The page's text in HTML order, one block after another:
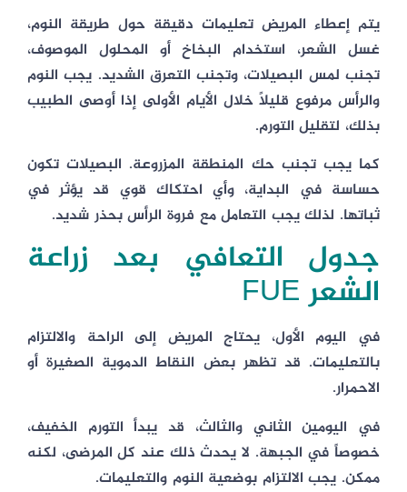
يتم إعطاء المريض تعليمات دقيقة حول طريقة النوم،
غسل الشعر، استخدام البخاخ أو المحلول الموصوف،
تجنب لمس البصيلات، وتجنب التعرق الشديد. يجب النوم
والرأس مرفوع قليلاً خلال الأيام الأولى إذا أوصى الطبيب
بذلك، لتقليل التورم.
كما يجب تجنب حك المنطقة المزروعة. البصيلات تكون
حساسة في البداية، وأي احتكاك قوي قد يؤثر في
ثباتها. لذلك يجب التعامل مع فروة الرأس بحذر شديد.
جدول التعافي بعد زراعة
الشعر FUE
في اليوم الأول، يحتاج المريض إلى الراحة والالتزام
بالتعليمات. قد تظهر بعض النقاط الدموية الصغيرة أو
الاحمرار.
في اليومين الثاني والثالث، قد يبدأ التورم الخفيف،
خصوصاً في الجبهة. لا يحدث ذلك عند كل المرضى، لكنه
ممكن. يجب الالتزام بوضعية النوم والتعليمات.